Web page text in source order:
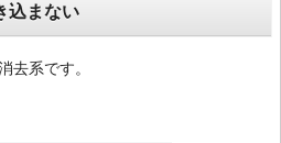
込まない
去系です。